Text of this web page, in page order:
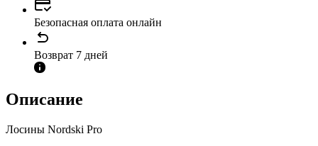
Безопасная оплата онлайн
Возврат 7 дней
Описание
Лосины Nordski Pro